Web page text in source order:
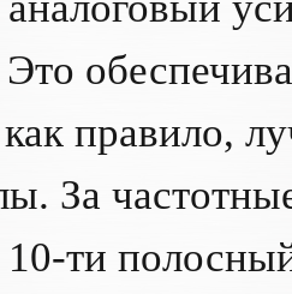
правило,
За
10-ти